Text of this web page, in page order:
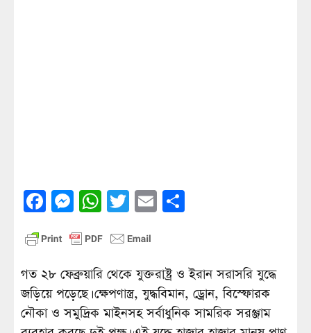
Facebook
Messenger
WhatsApp
Twitter
Email
গত ২৮ ফেব্রুয়ারি থেকে যুক্তরাষ্ট্র ও ইরান সরাসরি যুদ্ধে
জড়িয়ে পড়েছে। ক্ষেপণাস্ত্র, যুদ্ধবিমান, ড্রোন, বিস্ফোরক
নৌকা ও সমুদ্রিক মাইনসহ সর্বাধুনিক সামরিক সরঞ্জাম